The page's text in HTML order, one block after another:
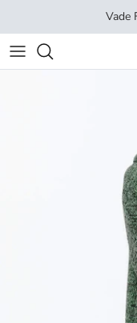
Vade